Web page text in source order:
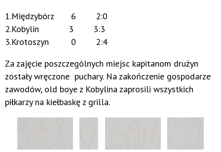
1.Międzybórz 6 2:0
2.Kobylin 3 3:3
3.Krotoszyn 0 2:4
Za zajęcie poszczególnych miejsc kapitanom drużyn
zostały wręczone puchary. Na zakończenie gospodarze
zawodów, old boye z Kobylina zaprosili wszystkich
piłkarzy na kiełbaskę z grilla.